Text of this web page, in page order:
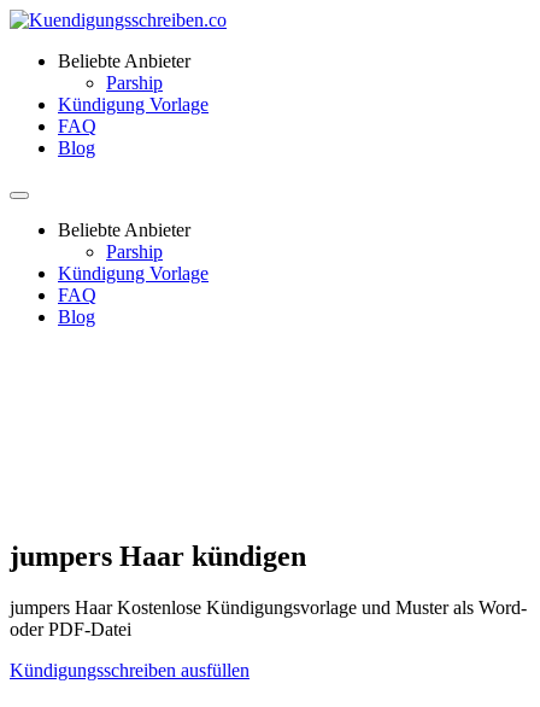
Beliebte Anbieter
Parship
Kündigung Vorlage
FAQ
Blog
Beliebte Anbieter
Parship
Kündigung Vorlage
FAQ
Blog
jumpers Haar kündigen
jumpers Haar Kostenlose Kündigungsvorlage und Muster als Word-
oder PDF-Datei
Kündigungsschreiben ausfüllen